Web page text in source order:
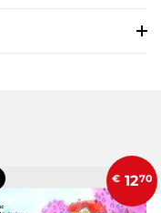
€ 1270